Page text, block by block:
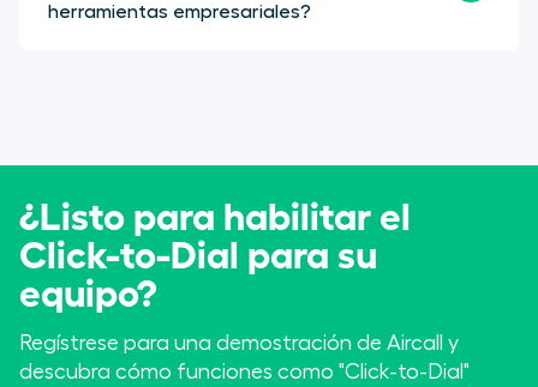
herramientas empresariales?
¿Listo para habilitar el
Click-to-Dial para su
equipo?
Regístrese para una demostración de Aircall y
descubra cómo funciones como "Click-to-Dial"